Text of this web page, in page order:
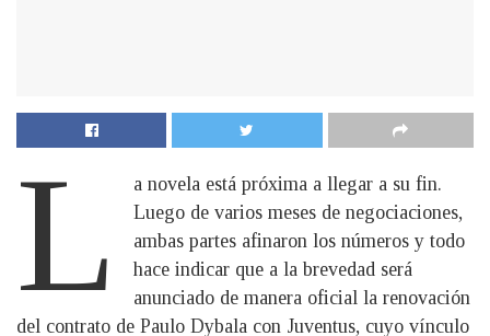
L
a novela está próxima a llegar a su fin.
Luego de varios meses de negociaciones,
ambas partes afinaron los números y todo
hace indicar que a la brevedad será
anunciado de manera oficial la renovación
del contrato de Paulo Dybala con Juventus, cuyo vínculo